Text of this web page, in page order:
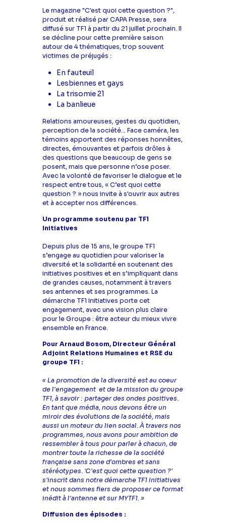
Le magazine "C'est quoi cette question ?",
produit et réalisé par CAPA Presse, sera
diffusé sur TF1 à partir du 21 juillet prochain. Il
se décline pour cette première saison
autour de 4 thématiques, trop souvent
victimes de préjugés :
En fauteuil
Lesbiennes et gays
La trisomie 21
La banlieue
Relations amoureuses, gestes du quotidien,
perception de la société… Face caméra, les
témoins apportent des réponses honnêtes,
directes, émouvantes et parfois drôles à
des questions que beaucoup de gens se
posent, mais que personne n’ose poser.
Avec la volonté de favoriser le dialogue et le
respect entre tous, « C’est quoi cette
question ? » nous invite à s'ouvrir aux autres
et à accepter nos différences.
Un programme soutenu par TF1
Initiatives
Depuis plus de 15 ans, le groupe TF1
s’engage au quotidien pour valoriser la
diversité et la solidarité en soutenant des
initiatives positives et en s’impliquant dans
de grandes causes, notamment à travers
ses antennes et ses programmes. La
démarche TF1 Initiatives porte cet
engagement, avec une vision plus claire
pour le Groupe : être acteur du mieux vivre
ensemble en France.
Pour Arnaud Bosom, Directeur Général
Adjoint Relations Humaines et RSE du
groupe TF1 :
« La promotion de la diversité est au coeur
de l'engagement et de la mission du groupe
TF1, à savoir : partager des ondes positives.
En tant que média, nous devons être un
miroir des évolutions de la société, mais
aussi un moteur du lien social. À travers nos
programmes, nous avons pour ambition de
ressembler à tous pour parler à chacun, de
montrer toute la richesse de la société
française sans zone d’ombres et sans
stéréotypes. 'C'est quoi cette question ?'
s'inscrit dans notre démarche TF1 Initiatives
et nous sommes fiers de proposer ce format
inédit à l'antenne et sur MYTF1. »
Diffusion des épisodes :